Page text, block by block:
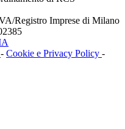
Registro Imprese di Milano
- Cookie e Privacy Policy -